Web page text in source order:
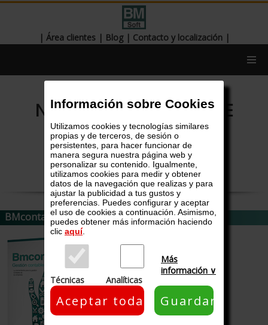
Información sobre Cookies
Utilizamos cookies y tecnologías similares
propias y de terceros, de sesión o
persistentes, para hacer funcionar de
manera segura nuestra página web y
personalizar su contenido. Igualmente,
utilizamos cookies para medir y obtener
datos de la navegación que realizas y para
ajustar la publicidad a tus gustos y
preferencias. Puedes configurar y aceptar
el uso de cookies a continuación. Asimismo,
puedes obtener más información haciendo
clic aquí.
Técnicas Analíticas
Más
información ∨
| Área clientes | Blog | Contacto y localización |
NUESTRO CATÁLOGO DE
APLICACIONES
(Descargar)
BMconta